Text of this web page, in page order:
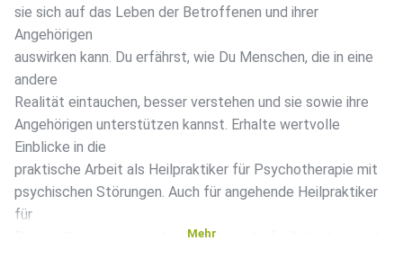
sie sich auf das Leben der Betroffenen und ihrer
Angehörigen
auswirken kann. Du erfährst, wie Du Menschen, die in eine
andere
Realität eintauchen, besser verstehen und sie sowie ihre
Angehörigen unterstützen kannst. Erhalte wertvolle
Einblicke in die
praktische Arbeit als Heilpraktiker für Psychotherapie mit
psychischen Störungen. Auch für angehende Heilpraktiker
für
Psychotherapie und in der Ausbildung befindliche Lernende
Mehr